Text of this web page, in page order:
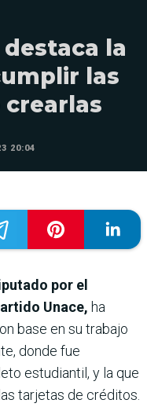
la
las
crearlas
20:04
por el
Unace, ha
base en su trabajo
donde fue
estudiantil, y la que
tarjetas de créditos.